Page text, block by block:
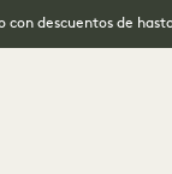
descuentos de